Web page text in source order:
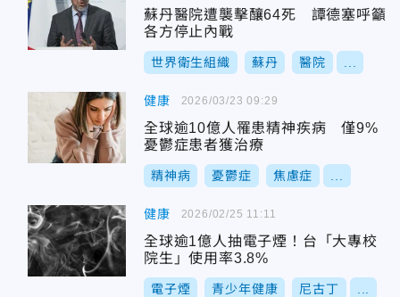
蘇丹醫院遭襲擊釀64死 譚德塞呼籲
各方停止內戰
世界衛生組織 蘇丹 醫院
健康
全球逾10億人罹患精神疾病 僅9%
憂鬱症患者獲治療
精神病 憂鬱症 焦慮症
2026/03/23 09:29
健康
全球逾1億人抽電子煙！台「大專校
院生」使用率3.8%
電子煙 青少年健康 尼古丁
2026/02/25 11:11